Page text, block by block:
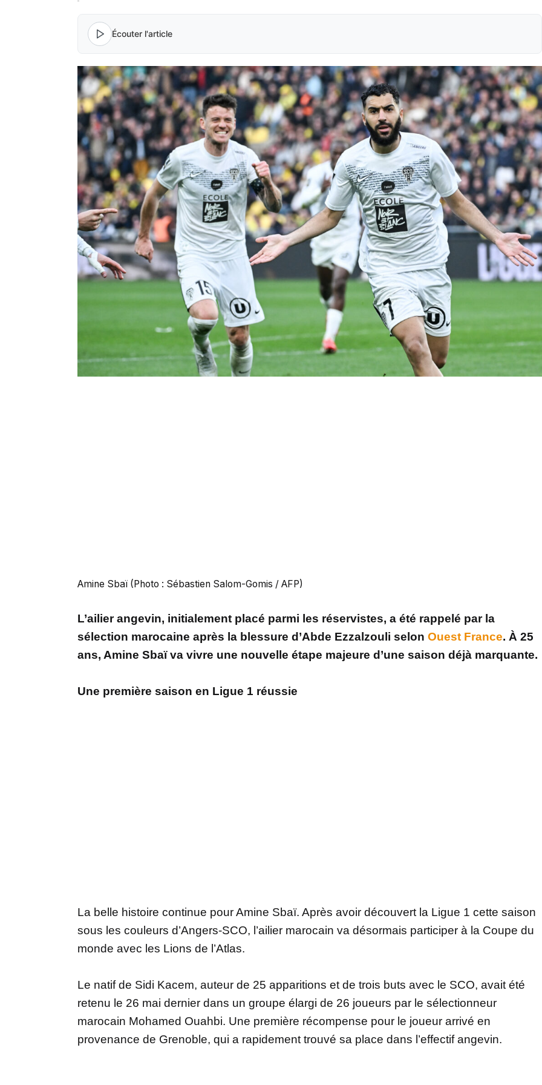
Écouter l'article
Amine Sbaï (Photo : Sébastien Salom-Gomis / AFP)
L’ailier angevin, initialement placé parmi les réservistes, a été rappelé par la
sélection marocaine après la blessure d’Abde Ezzalzouli selon Ouest France. À 25
ans, Amine Sbaï va vivre une nouvelle étape majeure d’une saison déjà marquante.
Une première saison en Ligue 1 réussie
La belle histoire continue pour Amine Sbaï. Après avoir découvert la Ligue 1 cette saison
sous les couleurs d’Angers-SCO, l’ailier marocain va désormais participer à la Coupe du
monde avec les Lions de l’Atlas.
Le natif de Sidi Kacem, auteur de 25 apparitions et de trois buts avec le SCO, avait été
retenu le 26 mai dernier dans un groupe élargi de 26 joueurs par le sélectionneur
marocain Mohamed Ouahbi. Une première récompense pour le joueur arrivé en
provenance de Grenoble, qui a rapidement trouvé sa place dans l’effectif angevin.